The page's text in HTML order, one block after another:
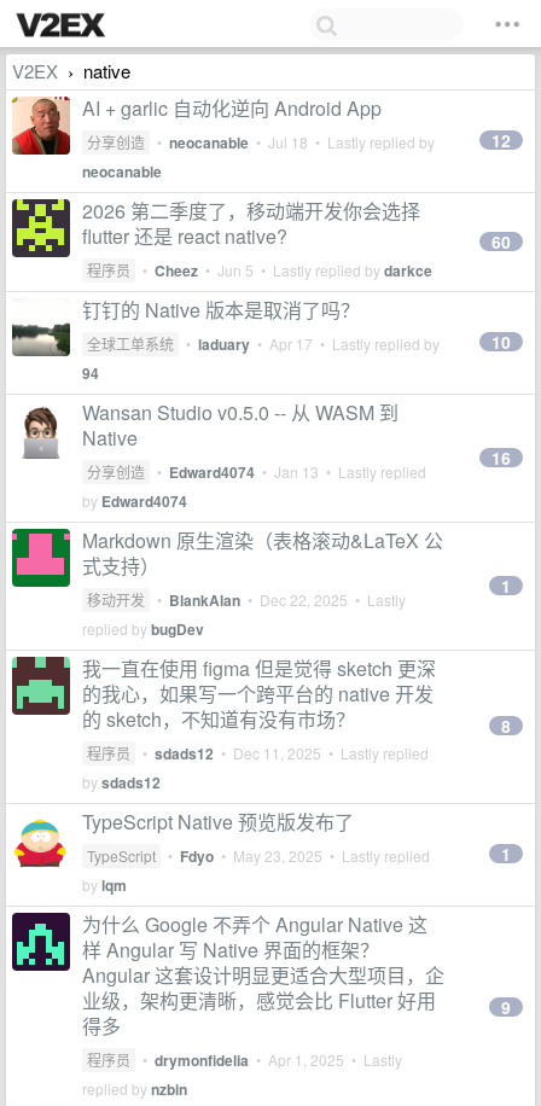
V2EX › native
AI + garlic 自动化逆向 Android App
分享创造 • neocanable • Jul 18 • Lastly replied by
neocanable
12
2026 第二季度了，移动端开发你会选择
flutter 还是 react native?
程序员 • Cheez • Jun 5 • Lastly replied bydarkce
60
钉钉的 Native 版本是取消了吗？
全球工单系统 • laduary • Apr 17 • Lastly replied by
94
10
Wansan Studio v0.5.0 -- 从 WASM 到
Native
分享创造 • Edward4074 • Jan 13 • Lastly replied
by Edward4074
16
Markdown 原生渲染（表格滚动&LaTeX 公
式支持）
移动开发 • BlankAlan • Dec 22, 2025 • Lastly
replied bybugDev
1
我一直在使用 figma 但是觉得 sketch 更深
的我心，如果写一个跨平台的 native 开发
的 sketch，不知道有没有市场？
程序员 • sdads12 • Dec 11, 2025 • Lastly replied
bysdads12
8
TypeScript Native 预览版发布了
TypeScript • Fdyo • May 23, 2025 • Lastly replied
bylqm
1
为什么 Google 不弄个 Angular Native 这
样 Angular 写 Native 界面的框架？
Angular 这套设计明显更适合大型项目，企
业级，架构更清晰，感觉会比 Flutter 好用
得多
程序员 • drymonfidelia • Apr 1, 2025 • Lastly
replied bynzbin
9